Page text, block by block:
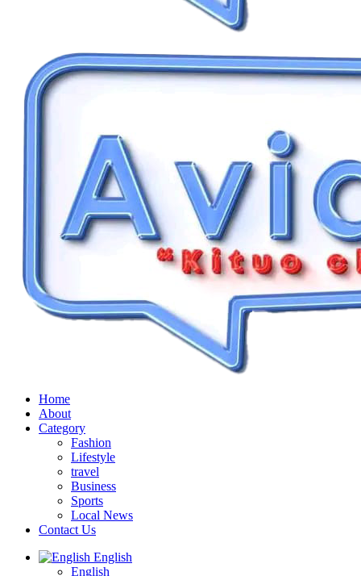
Home
About
Category
Fashion
Lifestyle
travel
Business
Sports
Local News
Contact Us
English
English